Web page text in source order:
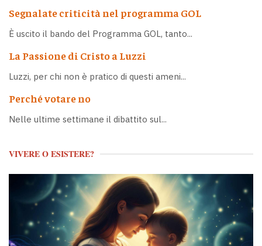
Segnalate criticità nel programma GOL
È uscito il bando del Programma GOL, tanto...
La Passione di Cristo a Luzzi
Luzzi, per chi non è pratico di questi ameni...
Perché votare no
Nelle ultime settimane il dibattito sul...
VIVERE O ESISTERE?